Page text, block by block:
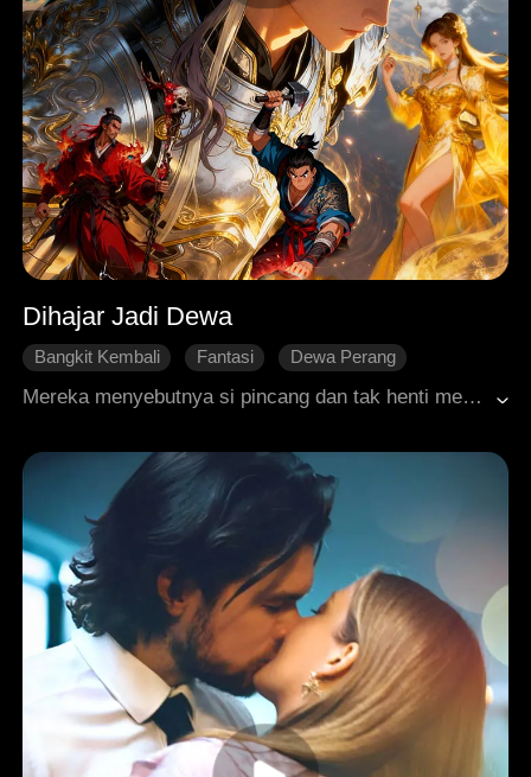
Dihajar Jadi Dewa
Bangkit Kembali Fantasi
Dewa Perang
Mereka menyebutnya si pincang dan tak henti menghinanya. Namun, Xander menyimpan satu rahasia, yaitu rasa sakitnya adalah sumber kekuatan dahsyatnya. Setiap luka yang diterima justru menjadikannya semakin kuat. Dia berjuang, dia menaklukkan, dan dia berkultivasi untuk menjadi dewa, semuanya demi menyelamatkan sang ayah dan menuntut balas.